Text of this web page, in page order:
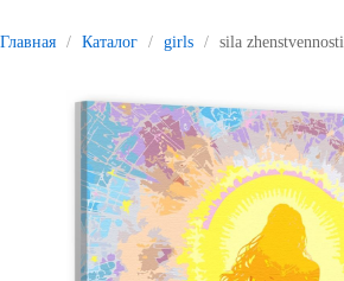
Главная / Каталог / girls / sila zhenstvennosti